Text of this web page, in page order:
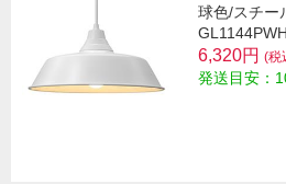
球色/スチー
GL1144PWH
6,320円 (税
発送目安：